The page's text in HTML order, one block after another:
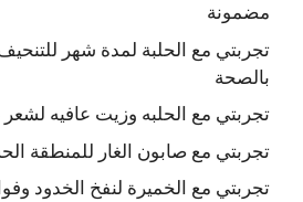
مضمونة
تجربتي مع الحلبة لمدة شهر
بالصحة
تجربتي مع الحلبه وزيت عافيه
تجربتي مع صابون الغار للمنطقة
تجربتي مع الخميرة لنفخ الخدود